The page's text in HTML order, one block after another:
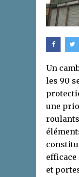
Un
les 90
une
et